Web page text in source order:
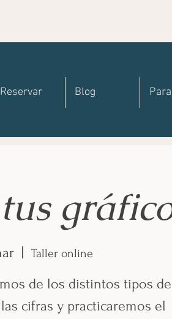
Reservar Blog
  |
Taller online
de los distintos tipos de
cifras y practicaremos el